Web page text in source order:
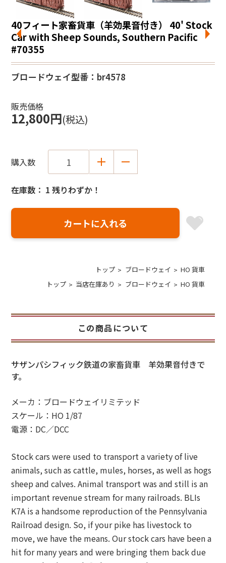
40フィート家畜貨車（羊効果音付き） 40' Stock
Car with Sheep Sounds, Southern Pacific
#70355
ブロードウェイ型番：br4578
販売価格
12,800円(税込)
購入数
在庫数： 1 残りわずか！
トップ ブロードウェイ
HO 貨車
トップ
当店在庫あり ブロードウェイ HO 貨車
この商品について
サザンパシフィック鉄道の家畜貨車 羊効果音付きで
す。
メーカ：ブロードウェイリミテッド
スケール：HO 1/87
電源：DC／DCC
Stock cars were used to transport a variety of live
animals, such as cattle, mules, horses, as well as hogs
sheep and calves. Animal transport was and still is an
important revenue stream for many railroads. BLIs
K7A is a handsome reproduction of the Pennsylvania
Railroad design. So, if your pike has livestock to
move, we have the means. Our stock cars have been a
hit for many years and were bringing them back due